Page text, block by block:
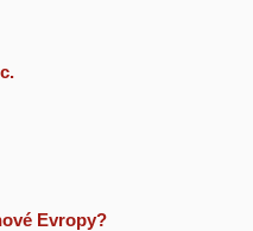
Evropy?